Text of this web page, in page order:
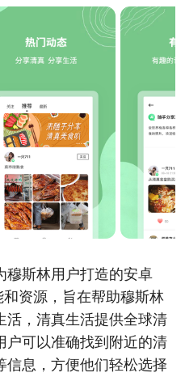
穆斯林用户打造的安卓
资源，旨在帮助穆斯林
活，清真生活提供全球清
户可以准确找到附近的清
信息，方便他们轻松选择